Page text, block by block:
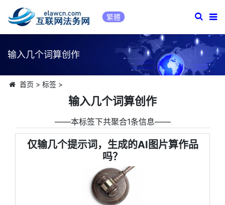
繁體
输入几个词算创作
首页 > 标签>
输入几个词算创作
――本标签下共聚合1条信息――
仅输几个提示词，生成的AI图片算作品
吗？